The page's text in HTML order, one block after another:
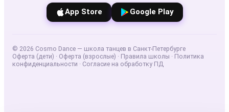
App Store Google Play
© 2026 Cosmo Dance — школа танцев в Санкт-Петербурге
Оферта (дети) · Оферта (взрослые) · Правила школы · Политика
конфиденциальности · Согласие на обработку ПД